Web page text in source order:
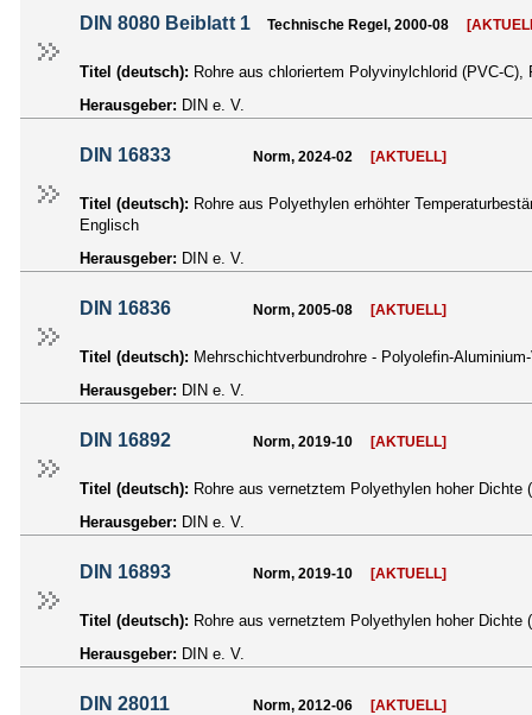
DIN 8080 Beiblatt 1 Technische Regel, 2000-08
Titel (deutsch): Rohre aus chloriertem Polyvinylchlorid (PVC-
Herausgeber: DIN e. V.
DIN 16833 Norm, 2024-02 [AKTUELL]
Titel (deutsch): Rohre aus Polyethylen erhöhter
Englisch
Herausgeber: DIN e. V.
DIN 16836 Norm, 2005-08 [AKTUELL]
Titel (deutsch): Mehrschichtverbundrohre - Polyolefin-
Herausgeber: DIN e. V.
DIN 16892 Norm, 2019-10 [AKTUELL]
Titel (deutsch): Rohre aus vernetztem Polyethylen hoher
Herausgeber: DIN e. V.
DIN 16893 Norm, 2019-10 [AKTUELL]
Titel (deutsch): Rohre aus vernetztem Polyethylen hoher
Herausgeber: DIN e. V.
DIN 28011 Norm, 2012-06 [AKTUELL]